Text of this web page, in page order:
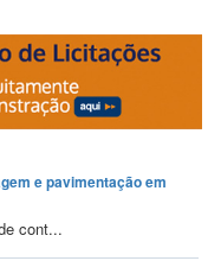
e pavimentação em
cont...